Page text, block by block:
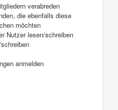
verabreden
die ebenfalls diese
möchten
Nutzer lesen/schreiben
anmelden